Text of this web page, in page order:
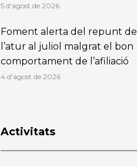
5 d'agost de 2026
Foment alerta del repunt de
l’atur al juliol malgrat el bon
comportament de l’afiliació
4 d'agost de 2026
Activitats